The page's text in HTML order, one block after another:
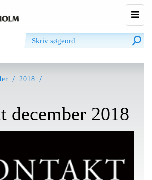
2018
december 2018